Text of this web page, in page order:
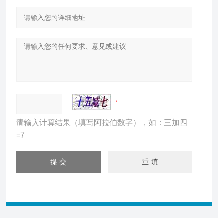
请输入计算结果（填写阿拉伯数字），如：三加四
=7